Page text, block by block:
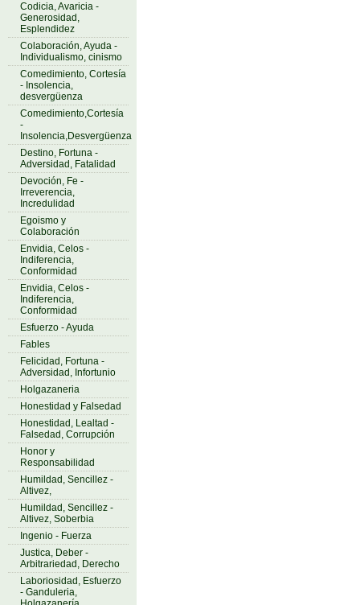
Codicia, Avaricia -
Generosidad,
Esplendidez
Colaboración, Ayuda -
Individualismo, cinismo
Comedimiento, Cortesía
- Insolencia,
desvergüenza
Comedimiento,Cortesía
-
Insolencia,Desvergüenza
Destino, Fortuna -
Adversidad, Fatalidad
Devoción, Fe -
Irreverencia,
Incredulidad
Egoismo y
Colaboración
Envidia, Celos -
Indiferencia,
Conformidad
Envidia, Celos -
Indiferencia,
Conformidad
Esfuerzo - Ayuda
Fables
Felicidad, Fortuna -
Adversidad, Infortunio
Holgazaneria
Honestidad y Falsedad
Honestidad, Lealtad -
Falsedad, Corrupción
Honor y
Responsabilidad
Humildad, Sencillez -
Altivez,
Humildad, Sencillez -
Altivez, Soberbia
Ingenio - Fuerza
Justica, Deber -
Arbitrariedad, Derecho
Laboriosidad, Esfuerzo
- Ganduleria,